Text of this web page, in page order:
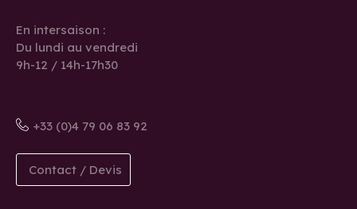
En intersaison :
Du lundi au vendredi
9h-12 / 14h-17h30
+33 (0)4 79 06 83 92
Contact / Devis